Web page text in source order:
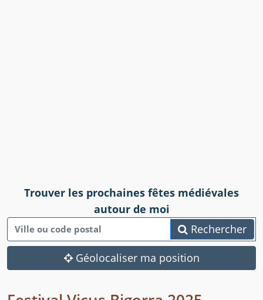
Trouver les prochaines fêtes médiévales
autour de moi
Rechercher
Géolocaliser ma position